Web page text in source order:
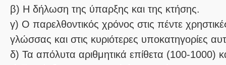
β) Η δήλωση της ύπαρξης και της κτήσης.
γ) Ο παρελθοντικός χρόνος στις πέντε
γλώσσας και στις κυριότερες υποκατηγορίες
δ) Τα απόλυτα αριθμητικά επίθετα (100-1000)